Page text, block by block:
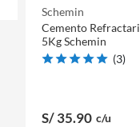
Schemin
Cemento
5Kg Schemin
(3)
S/ 35.90 c/u